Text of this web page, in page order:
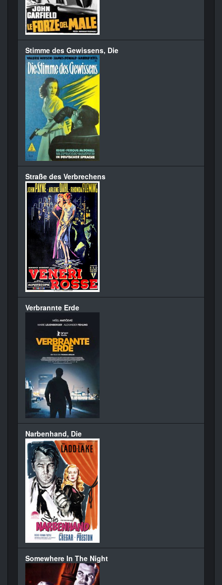
Stimme des Gewissens, Die
Straße des Verbrechens
Verbrannte Erde
Narbenhand, Die
Somewhere In The Night